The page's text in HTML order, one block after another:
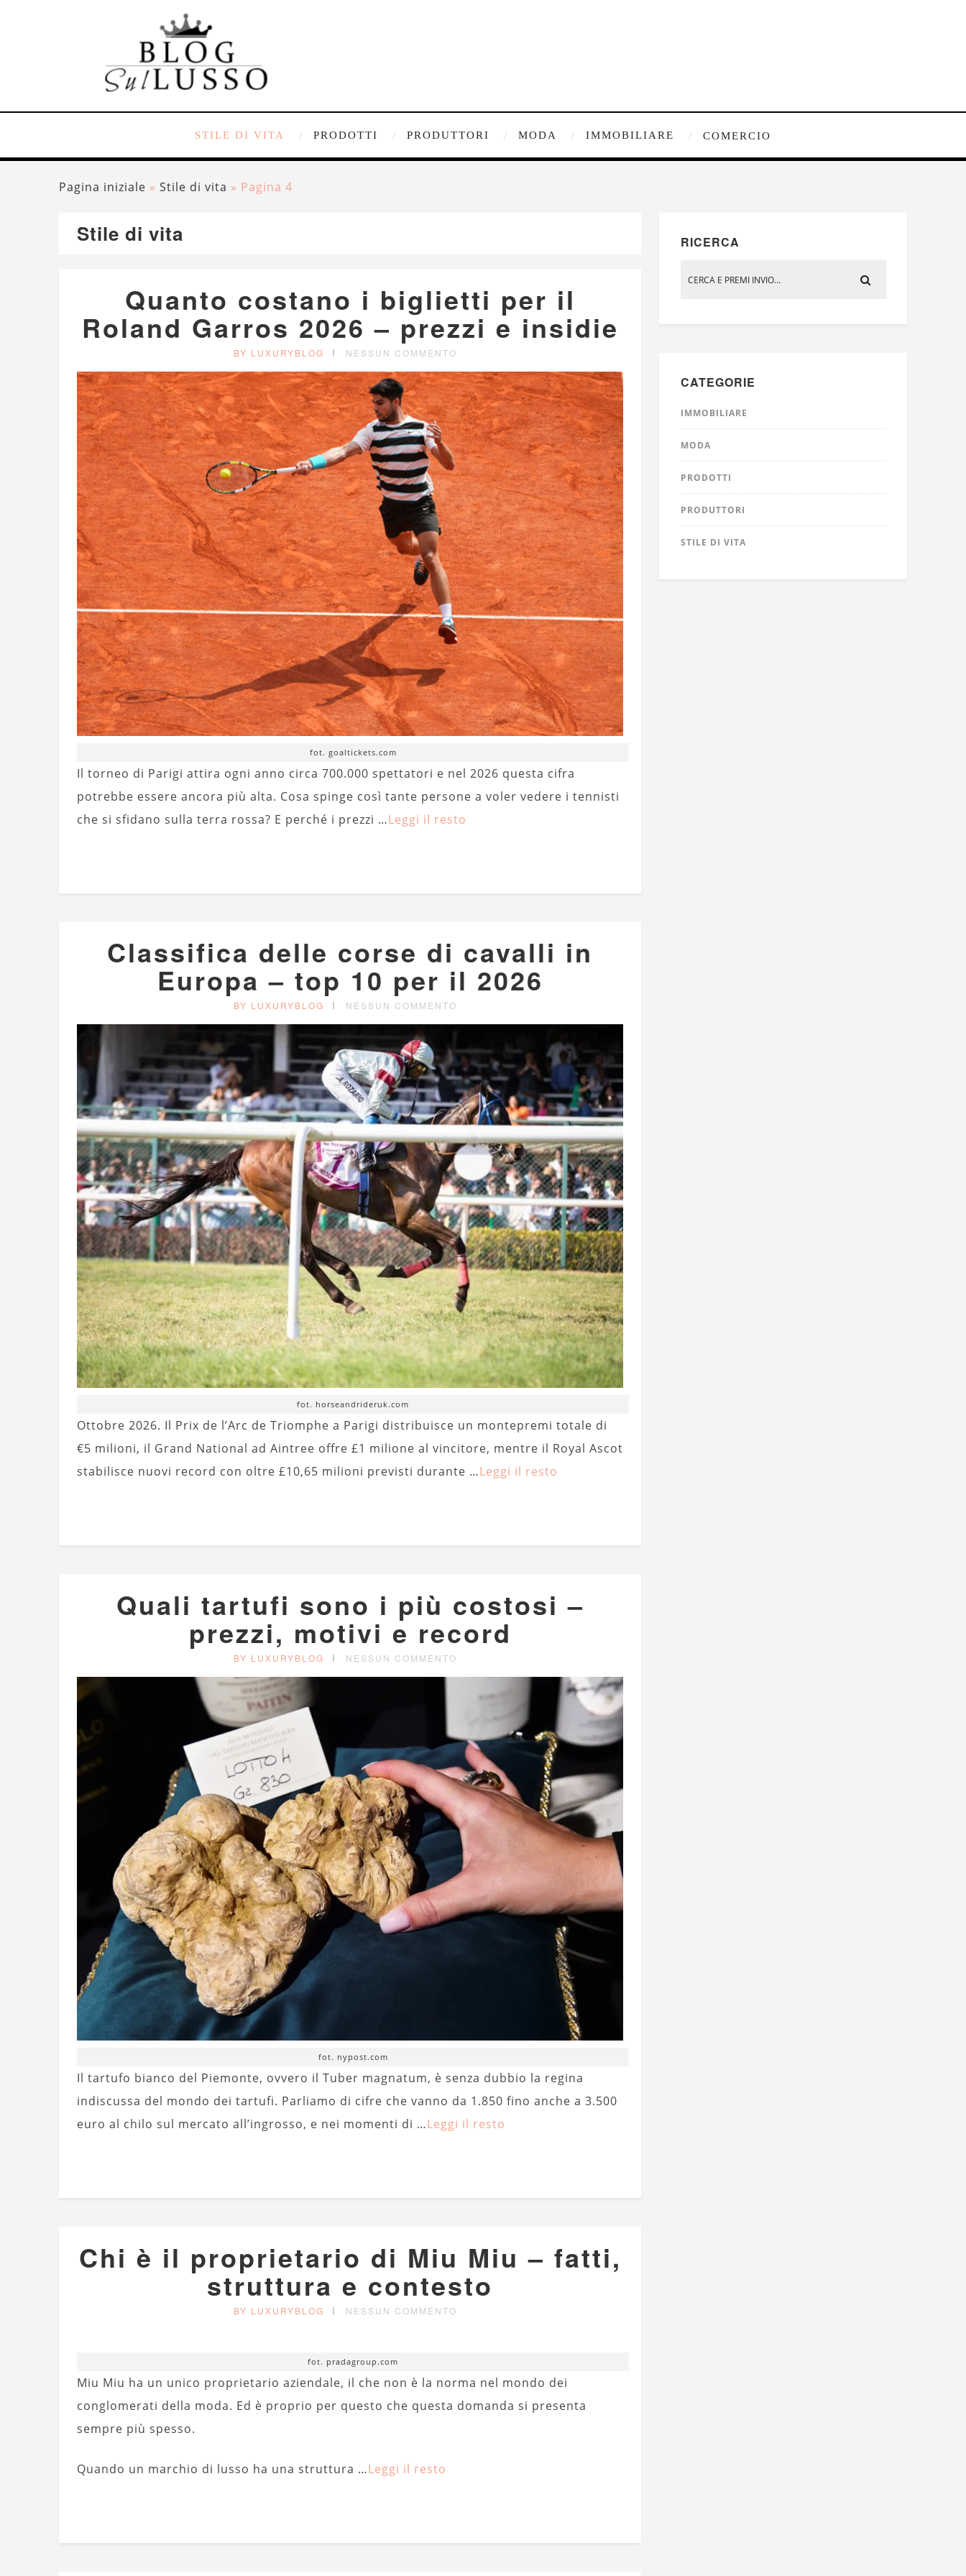
STILE DI VITA PRODOTTI PRODUTTORI MODA IMMOBILIARE COMERCIO
Pagina iniziale » Stile di vita » Pagina 4
Stile di vita
Quanto costano i biglietti per il
Roland Garros 2026 – prezzi e insidie
BY LUXURYBLOG NESSUN COMMENTO
fot. goaltickets.com
Il torneo di Parigi attira ogni anno circa 700.000 spettatori e nel 2026 questa cifra
potrebbe essere ancora più alta. Cosa spinge così tante persone a voler vedere i tennisti
che si sfidano sulla terra rossa? E perché i prezzi …Leggi il resto
Classifica delle corse di cavalli in
Europa – top 10 per il 2026
BY LUXURYBLOG NESSUN COMMENTO
fot. horseandrideruk.com
Ottobre 2026. Il Prix de l’Arc de Triomphe a Parigi distribuisce un montepremi totale di
€5 milioni, il Grand National ad Aintree offre £1 milione al vincitore, mentre il Royal Ascot
stabilisce nuovi record con oltre £10,65 milioni previsti durante …Leggi il resto
Quali tartufi sono i più costosi –
prezzi, motivi e record
BY LUXURYBLOG NESSUN COMMENTO
fot. nypost.com
Il tartufo bianco del Piemonte, ovvero il Tuber magnatum, è senza dubbio la regina
indiscussa del mondo dei tartufi. Parliamo di cifre che vanno da 1.850 fino anche a 3.500
euro al chilo sul mercato all’ingrosso, e nei momenti di …Leggi il resto
Chi è il proprietario di Miu Miu – fatti,
struttura e contesto
BY LUXURYBLOG NESSUN COMMENTO
fot. pradagroup.com
Miu Miu ha un unico proprietario aziendale, il che non è la norma nel mondo dei
conglomerati della moda. Ed è proprio per questo che questa domanda si presenta
sempre più spesso.
Quando un marchio di lusso ha una struttura …Leggi il resto
RICERCA
CATEGORIE
IMMOBILIARE
MODA
PRODOTTI
PRODUTTORI
STILE DI VITA